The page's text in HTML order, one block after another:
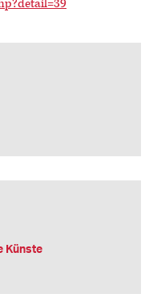
Künste